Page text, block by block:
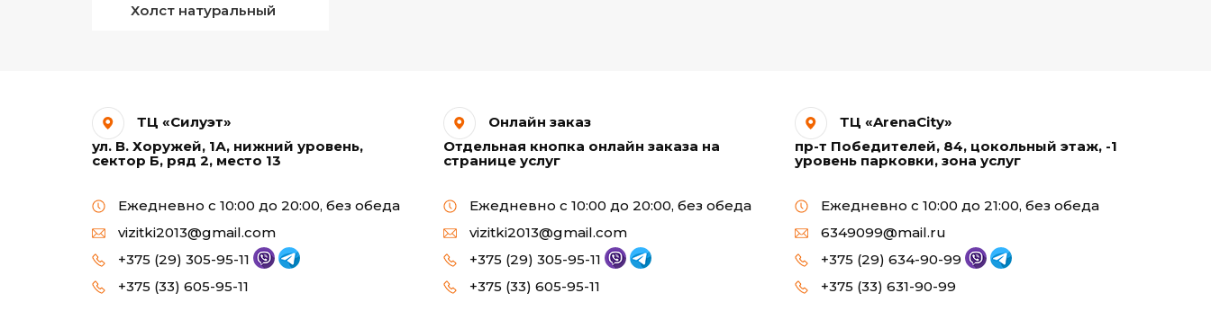
Холст натуральный
ТЦ «Силуэт»
ул. В. Хоружей, 1А, нижний уровень,
сектор Б, ряд 2, место 13
Ежедневно с 10:00 до 20:00, без обеда
vizitki2013@gmail.com
+375 (29) 305-95-11
+375 (33) 605-95-11
Онлайн заказ
Отдельная кнопка онлайн заказа на
странице услуг
Ежедневно с 10:00 до 20:00, без обеда
vizitki2013@gmail.com
+375 (29) 305-95-11
+375 (33) 605-95-11
ТЦ «ArenaCity»
пр-т Победителей, 84, цокольный этаж, -1
уровень парковки, зона услуг
Ежедневно с 10:00 до 21:00, без обеда
6349099@mail.ru
+375 (29) 634-90-99
+375 (33) 631-90-99